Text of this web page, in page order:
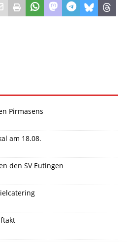
Pirmasens
am 18.08.
den SV Eutingen